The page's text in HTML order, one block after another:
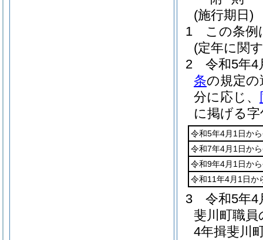
(施行期日)
1
この条例
(定年に関
2
令和5年4
条の規定
分に応じ、
に掲げる
令和5年4月1日か
令和7年4月1日か
令和9年4月1日か
令和11年4月1日か
3
令和5年4
斐川町職
4年揖斐川